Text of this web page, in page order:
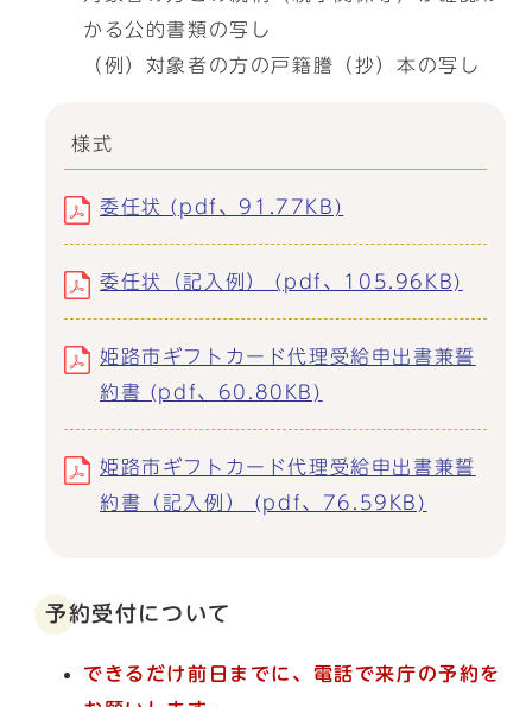
かる公的書類の写し
（例）対象者の方の戸籍謄（抄）本の写し
様式
委任状 (pdf、91.77KB)
委任状（記入例） (pdf、105.96KB)
姫路市ギフトカード代理受給申出書兼誓
約書 (pdf、60.80KB)
姫路市ギフトカード代理受給申出書兼誓
約書（記入例） (pdf、76.59KB)
予約受付について
できるだけ前日までに、電話で来庁の予約を